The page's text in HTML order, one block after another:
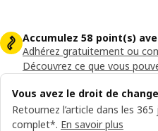
Accumulez 58 point(s)
Adhérez gratuitement ou
Découvrez ce que vous
Vous avez le droit de
Retournez l’article dans les
complet*. En savoir plus